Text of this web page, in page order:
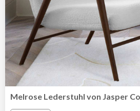
Melrose Lederstuhl von Jasper